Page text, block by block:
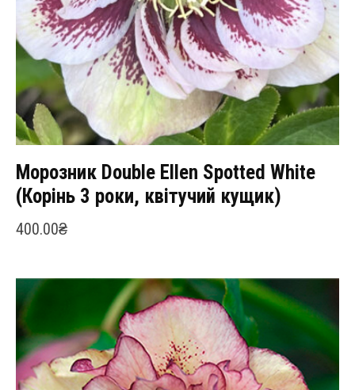
Морозник Double Ellen Spotted White
(Корінь 3 роки, квітучий кущик)
400.00₴